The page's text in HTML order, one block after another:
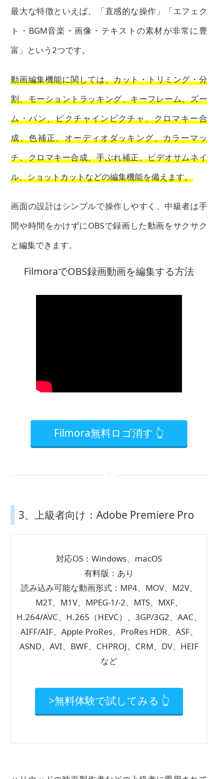
最大な特徴といえば、「直感的な操作」「エフェク
ト・BGM音楽・画像・テキストの素材が非常に豊
富」という2つです。
動画編集機能に関しては、カット・トリミング・分
割、モーショントラッキング、キーフレーム、ズー
ム・パン、ピクチャインピクチャ、クロマキー合
成、色補正、オーディオダッキング、カラーマッ
チ、クロマキー合成、手ぶれ補正、ビデオサムネイ
ル、ショットカットなどの編集機能を備えます。
画面の設計はシンプルで操作しやすく、中級者は手
間や時間をかけずにOBSで録画した動画をサクサク
と編集できます。
FilmoraでOBS録画動画を編集する方法
Filmora無料ロゴ消す 👆
3、上級者向け：Adobe Premiere Pro
対応OS：Windows、macOS
有料版：あり
読み込み可能な動画形式：MP4、MOV、M2V、
M2T、M1V、MPEG-1/-2、MTS、MXF、
H.264/AVC、H.265（HEVC）、3GP/3G2、AAC、
AIFF/AIF、Apple ProRes、ProRes HDR、ASF、
ASND、AVI、BWF、CHPROJ。CRM、DV、HEIF
など
>無料体験で試してみる 👆